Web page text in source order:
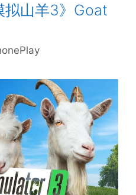
拟山羊3》Goat